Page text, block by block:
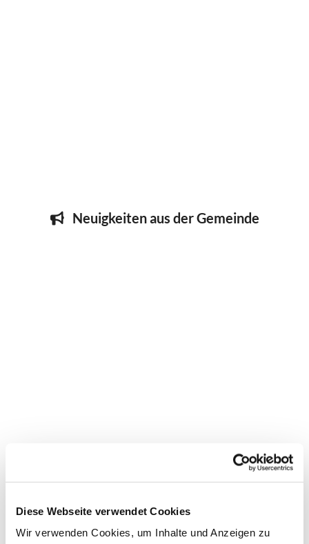
Diese Webseite verwendet Cookies
Wir verwenden Cookies, um Inhalte und Anzeigen zu
Neuigkeiten aus der Gemeinde